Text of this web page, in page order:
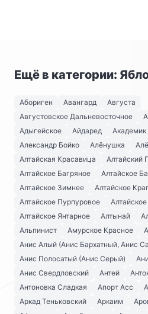
Ещё в категории:
Абориген Авангард
Августа
Августовское Дальневосточное
Адыгейское
Айдаред
Академик
Александр Бойко
Алёнушка
Алтайская Красавица
Алтайский
Алтайское Багряное
Алтайское
Алтайское Зимнее
Алтайское
Алтайское Пурпуровое
Алтайское Янтарное
Алтынай
Альпинист
Амурское Красное
Анис Алый (Анис Бархатный, Анис
Анис Полосатый (Анис Серый)
Анис Свердловский
Антей
Антоновка Сладкая
Апорт Асс
Аркад Теньковский
Аркаим